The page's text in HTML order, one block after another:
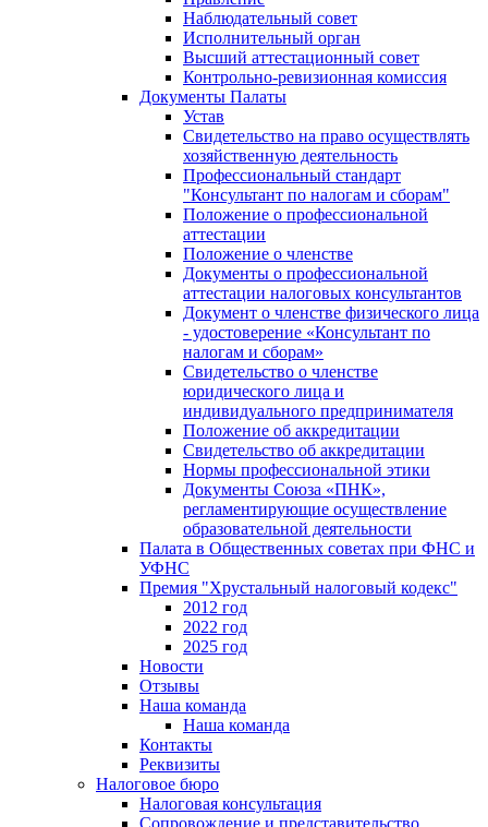
Наблюдательный совет
Исполнительный орган
Высший аттестационный совет
Контрольно-ревизионная комиссия
Документы Палаты
Устав
Свидетельство на право осуществлять
хозяйственную деятельность
Профессиональный стандарт
"Консультант по налогам и сборам"
Положение о профессиональной
аттестации
Положение о членстве
Документы о профессиональной
аттестации налоговых консультантов
Документ о членстве физического лица
- удостоверение «Консультант по
налогам и сборам»
Свидетельство о членстве
юридического лица и
индивидуального предпринимателя
Положение об аккредитации
Свидетельство об аккредитации
Нормы профессиональной этики
Документы Союза «ПНК»,
регламентирующие осуществление
образовательной деятельности
Палата в Общественных советах при ФНС и
УФНС
Премия "Хрустальный налоговый кодекс"
2012 год
2022 год
2025 год
Новости
Отзывы
Наша команда
Наша команда
Контакты
Реквизиты
Налоговое бюро
Налоговая консультация
Cопровождение и представительство